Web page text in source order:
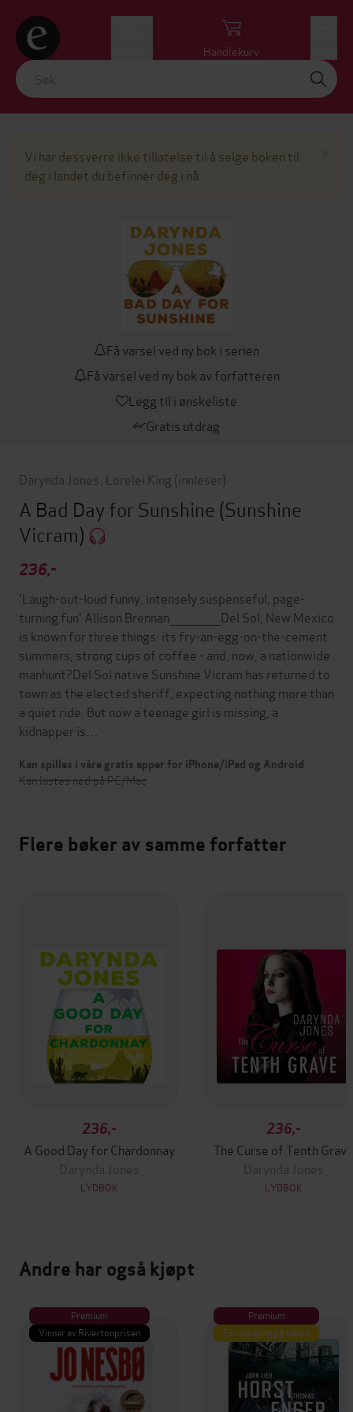
Handlekurv
Vi har dessverre ikke tillatelse til å selge boken til
deg i landet du befinner deg i nå.
Få varsel ved ny bok i serien
Få varsel ved ny bok av forfatteren
Legg til i ønskeliste
Gratis utdrag
Darynda Jones Lorelei King (innleser)
A Bad Day for Sunshine (Sunshine
Vicram)
236,-
'Laugh-out-loud funny, intensely suspenseful, page-
turning fun' Allison Brennan_____________Del Sol, New Mexico
is known for three things: its fry-an-egg-on-the-cement
summers, strong cups of coffee - and, now, a nationwide
manhunt?Del Sol native Sunshine Vicram has returned to
town as the elected sheriff, expecting nothing more than
a quiet ride. But now a teenage girl is missing, a
kidnapper is…
Kan spilles i våre gratis apper for iPhone/iPad og Android
Kan lastes ned på PC/Mac
Flere bøker av samme forfatter
236,-
A Good Day for Chardonnay
Darynda Jones
LYDBOK
236,-
The Curse of Tenth Grave
Darynda Jones
LYDBOK
Andre har også kjøpt
Premium
Vinner av Rivertonprisen
Premium
Første gang på tilbud